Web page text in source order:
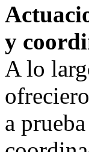
y
A lo
a